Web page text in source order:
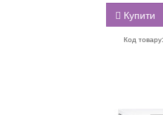
Купити
Код